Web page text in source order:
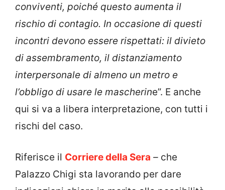
conviventi, poiché questo aumenta il
rischio di contagio. In occasione di questi
incontri devono essere rispettati: il divieto
di assembramento, il distanziamento
interpersonale di almeno un metro e
l’obbligo di usare le mascherine”. E anche
qui si va a libera interpretazione, con tutti i
rischi del caso.
Riferisce il Corriere della Sera – che
Palazzo Chigi sta lavorando per dare